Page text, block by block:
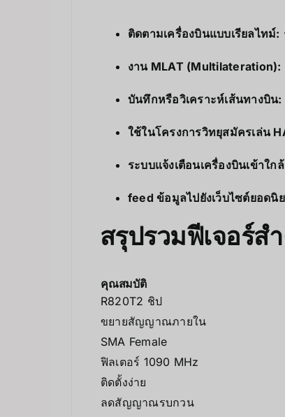
ติดตามเครื่องบินแบบเรียลไทม์:
งาน MLAT (Multilateration):
บันทึกหรือวิเคราะห์เส้นทางบิน:
ใช้ในโครงการวิทยุสมัครเล่น
ระบบแจ้งเตือนเครื่องบินเข้าใก
feed ข้อมูลไปยังเว็บไซต์ยอดนิ
สรุปรวมฟีเจอร์ส
คุณสมบัติ
R820T2 ชิป
ขยายสัญญาณภายใน
SMA Female
ฟิลเตอร์ 1090 MHz
ติดตั้งง่าย
ลดสัญญาณรบกวน